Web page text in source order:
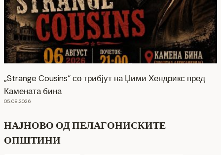
„Strange Cousins“ со трибјут на Џими Хендрикс пред
Камената бина
05.08.2026
НАЈНОВО ОД ПЕЛАГОНИСКИТЕ
ОПШТИНИ